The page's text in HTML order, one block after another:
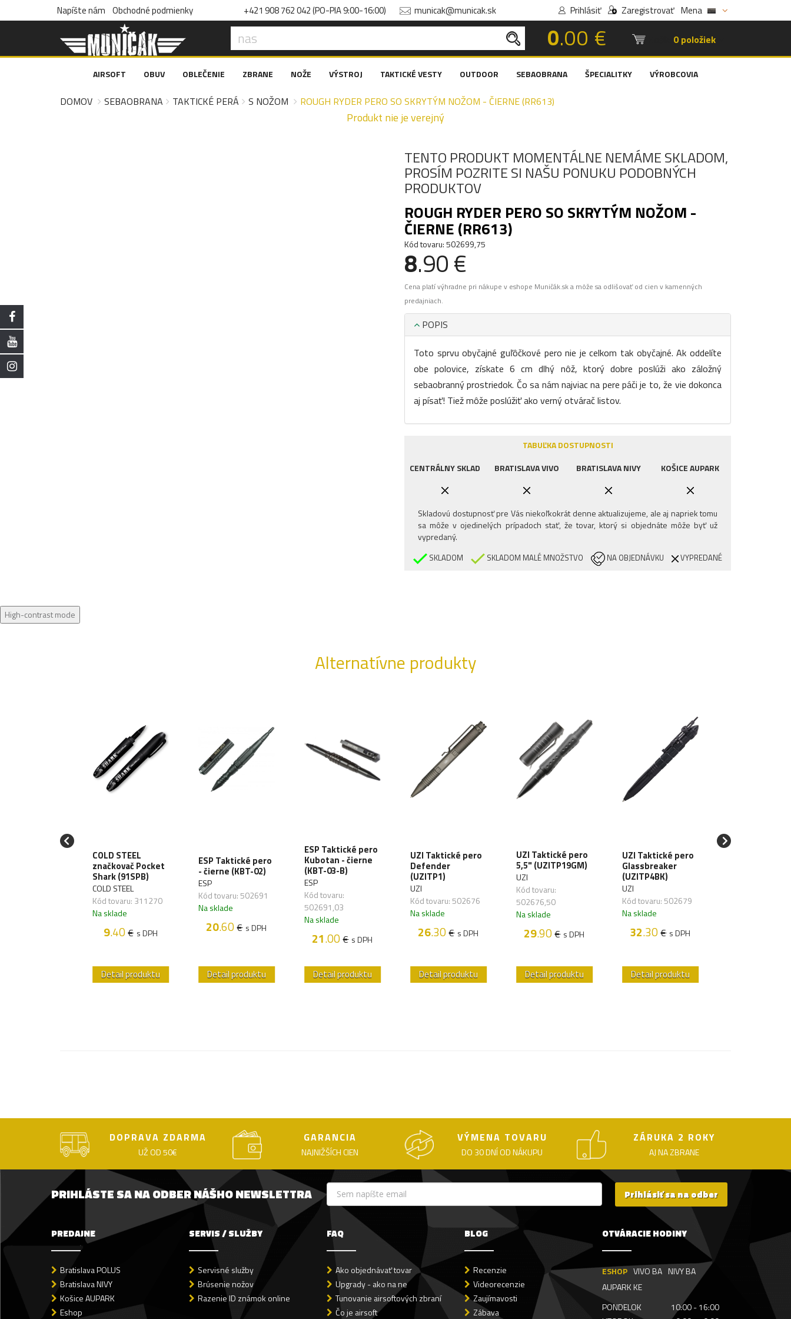
Napíšte nám Obchodné podmienky +421 908 762 042 (PO-PIA 9:00-16:00) municak@municak.sk Prihlásiť Zaregistrovať Mena
0.00 € 0 položiek
AIRSOFT OBUV OBLEČENIE ZBRANE NOŽE VÝSTROJ TAKTICKÉ VESTY OUTDOOR SEBAOBRANA ŠPECIALITKY VÝROBCOVIA
DOMOV SEBAOBRANA TAKTICKÉ PERÁ S NOŽOM ROUGH RYDER PERO SO SKRYTÝM NOŽOM - ČIERNE (RR613)
Produkt nie je verejný
TENTO PRODUKT MOMENTÁLNE NEMÁME SKLADOM,
PROSÍM POZRITE SI NAŠU PONUKU PODOBNÝCH
PRODUKTOV
ROUGH RYDER PERO SO SKRYTÝM NOŽOM -
ČIERNE (RR613)
Kód tovaru: 502699,75
8.90 €
Cena platí výhradne pri nákupe v eshope Muničák.sk a môže sa odlišovať od cien v kamenných
predajniach.
POPIS
Toto sprvu obyčajné guľôčkové pero nie je celkom tak obyčajné. Ak oddelíte
obe polovice, získate 6 cm dlhý nôž, ktorý dobre poslúži ako záložný
sebaobranný prostriedok. Čo sa nám najviac na pere páči je to, že vie dokonca
aj písať! Tiež môže poslúžiť ako verný otvárač listov.
TABUĽKA DOSTUPNOSTI
CENTRÁLNY SKLAD
BRATISLAVA VIVO BRATISLAVA NIVY KOŠICE AUPARK
Skladovú dostupnosť pre Vás niekoľkokrát denne aktualizujeme, ale aj napriek tomu
sa môže v ojedinelých prípadoch stať, že tovar, ktorý si objednáte môže byť už
vypredaný.
SKLADOM SKLADOM MALÉ MNOŽSTVO NA OBJEDNÁVKU VYPREDANÉ
High-contrast mode
Alternatívne produkty
COLD STEEL
značkovač Pocket
Shark (91SPB)
COLD STEEL
Kód tovaru: 311270
Na sklade
9.40€ s DPH
Detail produktu
ESP Taktické pero
- čierne (KBT-02)
ESP
Kód tovaru: 502691
Na sklade
20.60€ s DPH
Detail produktu
ESP Taktické pero
Kubotan - čierne
(KBT-03-B)
ESP
Kód tovaru:
502691,03
Na sklade
21.00€ s DPH
Detail produktu
UZI Taktické pero
Defender
(UZITP1)
UZI
Kód tovaru: 502676
Na sklade
26.30€ s DPH
Detail produktu
UZI Taktické pero
5,5" (UZITP19GM)
UZI
Kód tovaru:
502676,50
Na sklade
29.90€ s DPH
Detail produktu
UZI Taktické pero
Glassbreaker
(UZITP4BK)
UZI
Kód tovaru: 502679
Na sklade
32.30€ s DPH
Detail produktu
DOPRAVA ZDARMA
UŽ OD 50€
GARANCIA
NAJNIŽŠÍCH CIEN
VÝMENA TOVARU
DO 30 DNÍ OD NÁKUPU
ZÁRUKA 2 ROKY
AJ NA ZBRANE
PRIHLÁSTE SA NA ODBER NÁŠHO NEWSLETTRA Prihlásiť sa na odber
PREDAJNE
Bratislava POLUS
Bratislava NIVY
Košice AUPARK
Eshop
SERVIS / SLUŽBY
Servisné služby
Brúsenie nožov
Razenie ID známok online
FAQ
Ako objednávať tovar
Upgrady - ako na ne
Tunovanie airsoftových zbraní
Čo je airsoft
BLOG
Recenzie
Videorecenzie
Zaujímavosti
Zábava
OTVÁRACIE HODINY
ESHOP VIVO BA NIVY BA
AUPARK KE
PONDELOK
10:00 - 16:00